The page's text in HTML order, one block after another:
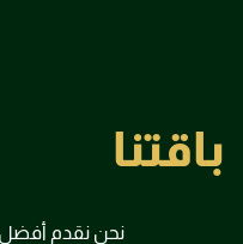
باقتنا
نحن نقدم أفضل